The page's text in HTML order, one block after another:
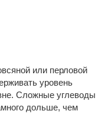
или перловой
уровень
Сложные углеводы
дольше, чем